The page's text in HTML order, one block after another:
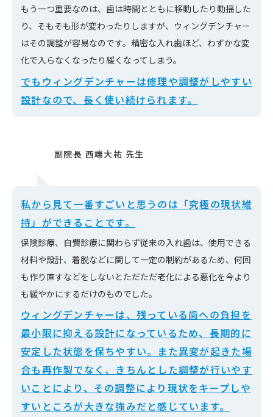
もう一つ重要なのは、歯は時間とともに移動したり動揺した
り、そもそも形が変わったりしますが、ウィングデンチャー
はその調整が容易なのです。精密な入れ歯ほど、わずかな変
化で入らなくなったり緩くなってしまう。
でもウィングデンチャーは修理や調整がしやすい
設計なので、長く使い続けられます。
私から見て一番すごいと思うのは「究極の現状維
持」ができることです。
保険診療、自費診療に関わらず従来の入れ歯は、使用できる
材料や設計、着脱などに関して一定の制約があるため、何回
も作り直すなどをしないとただただ老化による悪化を今より
も緩やかにするだけのものでした。
ウィングデンチャーは、残っている歯への負担を
最小限に抑える設計になっているため、長期的に
安定した状態を保ちやすい。また異変が起きた場
合も再作製でなく、きちんとした調整が行いやす
いことにより、その調整により現状をキープしや
すいところが大きな強みだと感じています。